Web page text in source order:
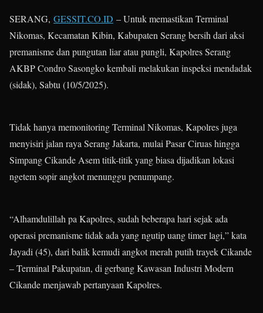
SERANG, GESSIT.CO.ID – Untuk memastikan Terminal
Nikomas, Kecamatan Kibin, Kabupaten Serang bersih dari aksi
premanisme dan pungutan liar atau pungli, Kapolres Serang
AKBP Condro Sasongko kembali melakukan inspeksi mendadak
(sidak), Sabtu (10/5/2025).
Tidak hanya memonitoring Terminal Nikomas, Kapolres juga
menyisiri jalan raya Serang Jakarta, mulai Pasar Ciruas hingga
Simpang Cikande Asem titik-titik yang biasa dijadikan lokasi
ngetem sopir angkot menunggu penumpang.
“Alhamdulillah pa Kapolres, sudah beberapa hari sejak ada
operasi premanisme tidak ada yang ngutip uang timer lagi,” kata
Jayadi (45), dari balik kemudi angkot merah putih trayek Cikande
– Terminal Pakupatan, di gerbang Kawasan Industri Modern
Cikande menjawab pertanyaan Kapolres.